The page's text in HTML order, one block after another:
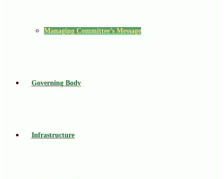
Managing Committee’s Message
Governing Body
Infrastructure